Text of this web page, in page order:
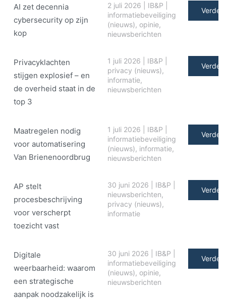
AI zet decennia
cybersecurity op zijn
kop
2 juli 2026 IB&P
informatiebeveiliging
(nieuws), opinie,
nieuwsberichten
Verder
Privacyklachten
stijgen explosief – en
de overheid staat in de
top 3
1 juli 2026 IB&P
privacy (nieuws),
informatie,
nieuwsberichten
Verder
Maatregelen nodig
voor automatisering
Van Brienenoordbrug
1 juli 2026 IB&P
informatiebeveiliging
(nieuws), informatie,
nieuwsberichten
Verder
AP stelt
procesbeschrijving
voor verscherpt
toezicht vast
30 juni 2026 IB&P
nieuwsberichten,
privacy (nieuws),
informatie
Verder
Digitale
weerbaarheid: waarom
een strategische
aanpak noodzakelijk is
30 juni 2026 IB&P
informatiebeveiliging
(nieuws), opinie,
nieuwsberichten
Verder